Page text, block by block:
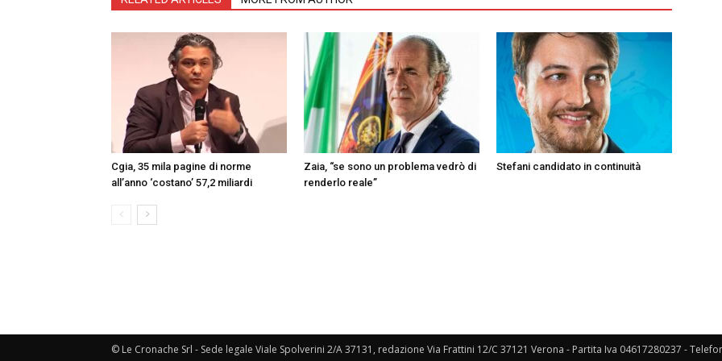
Cgia, 35 mila pagine di norme
all’anno ‘costano’ 57,2 miliardi
Zaia, “se sono un problema vedrò di
renderlo reale”
Stefani candidato in continuità
© Le Cronache Srl - Sede legale Viale Spolverini 2/A 37131, redazione Via Frattini 12/C 37121 Verona - Partita Iva 04617280237 -